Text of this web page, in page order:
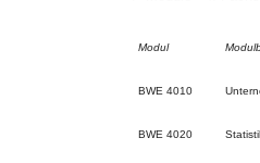
Modul
BWE 4010
BWE 4020